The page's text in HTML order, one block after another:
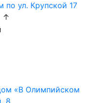
по ул. Крупской 17
↑